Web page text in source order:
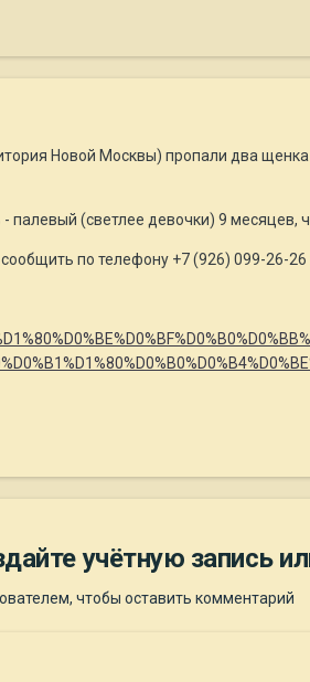
Новой Москвы) пропали два
(светлее девочки) 9 месяцев,
по телефону +7 (926) 099-26-
учётную запись
чтобы оставить комментарий